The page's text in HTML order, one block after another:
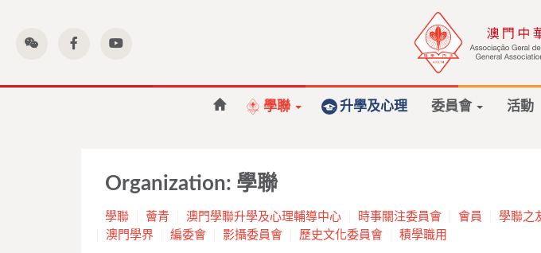
學聯 升學及心理 委員會 活動
Organization: 學聯
學聯 薈青 澳門學聯升學及心理輔導中心 時事關注委員會 會員 學聯之
澳門學界
編委會 影攝委員會 歷史文化委員會 積學職用